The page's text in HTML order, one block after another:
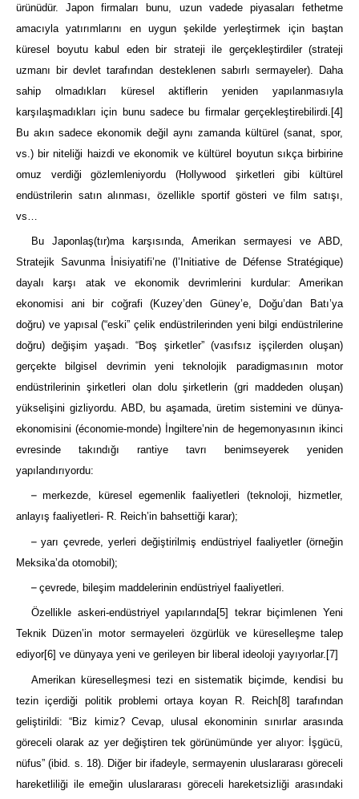
ürünüdür. Japon firmaları bunu, uzun vadede piyasaları fethetme
amacıyla yatırımlarını en uygun şekilde yerleştirmek için baştan
küresel boyutu kabul eden bir strateji ile gerçekleştirdiler (strateji
uzmanı bir devlet tarafından desteklenen sabırlı sermayeler). Daha
sahip olmadıkları küresel aktiflerin yeniden yapılanmasıyla
karşılaşmadıkları için bunu sadece bu firmalar gerçekleştirebilirdi. [4]
Bu akın sadece ekonomik değil aynı zamanda kültürel (sanat, spor,
vs.) bir niteliği haizdi ve ekonomik ve kültürel boyutun sıkça birbirine
omuz verdiği gözlemleniyordu (Hollywood şirketleri gibi kültürel
endüstrilerin satın alınması, özellikle sportif gösteri ve film satışı,
vs…
Bu Japonlaş(tır)ma karşısında, Amerikan sermayesi ve ABD,
Stratejik Savunma İnisiyatifi’ne (l’Initiative de Défense Stratégique)
dayalı karşı atak ve ekonomik devrimlerini kurdular: Amerikan
ekonomisi ani bir coğrafi (Kuzey’den Güney’e, Doğu’dan Batı’ya
doğru) ve yapısal (“eski” çelik endüstrilerinden yeni bilgi endüstrilerine
doğru) değişim yaşadı. “Boş şirketler” (vasıfsız işçilerden oluşan)
gerçekte bilgisel devrimin yeni teknolojik paradigmasının motor
endüstrilerinin şirketleri olan dolu şirketlerin (gri maddeden oluşan)
yükselişini gizliyordu. ABD, bu aşamada, üretim sistemini ve dünya-
ekonomisini (économie-monde) İngiltere’nin de hegemonyasının ikinci
evresinde takındığı rantiye tavrı benimseyerek yeniden
yapılandırıyordu:
– merkezde, küresel egemenlik faaliyetleri (teknoloji, hizmetler,
anlayış faaliyetleri- R. Reich’in bahsettiği karar);
– yarı çevrede, yerleri değiştirilmiş endüstriyel faaliyetler (örneğin
Meksika’da otomobil);
– çevrede, bileşim maddelerinin endüstriyel faaliyetleri.
Özellikle askeri-endüstriyel yapılarında[5]
tekrar biçimlenen Yeni
Teknik Düzen’in motor sermayeleri özgürlük ve küreselleşme talep
ediyor[6] ve dünyaya yeni ve gerileyen bir liberal ideoloji yayıyorlar. [7]
Amerikan küreselleşmesi tezi en sistematik biçimde, kendisi bu
tezin içerdiği politik problemi ortaya koyan R. Reich[8]
tarafından
geliştirildi: “Biz kimiz? Cevap, ulusal ekonominin sınırlar arasında
göreceli olarak az yer değiştiren tek görünümünde yer alıyor: İşgücü,
nüfus” (ibid. s. 18). Diğer bir ifadeyle, sermayenin uluslararası göreceli
hareketliliği ile emeğin uluslararası göreceli hareketsizliği arasındaki